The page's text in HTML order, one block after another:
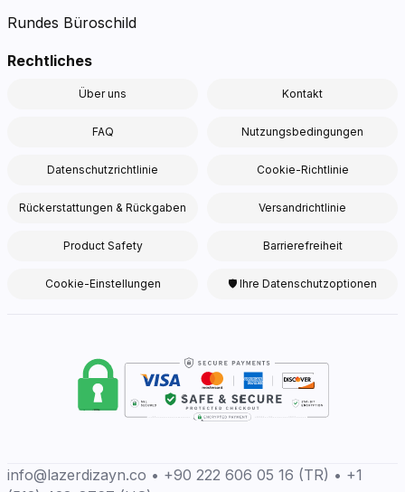
Rundes Büroschild
Rechtliches
Über uns Kontakt
FAQ Nutzungsbedingungen
Datenschutzrichtlinie Cookie-Richtlinie
Rückerstattungen & Rückgaben Versandrichtlinie
Product Safety Barrierefreiheit
Cookie-Einstellungen 🛡 Ihre Datenschutzoptionen
info@lazerdizayn.co • +90 222 606 05 16 (TR) • +1